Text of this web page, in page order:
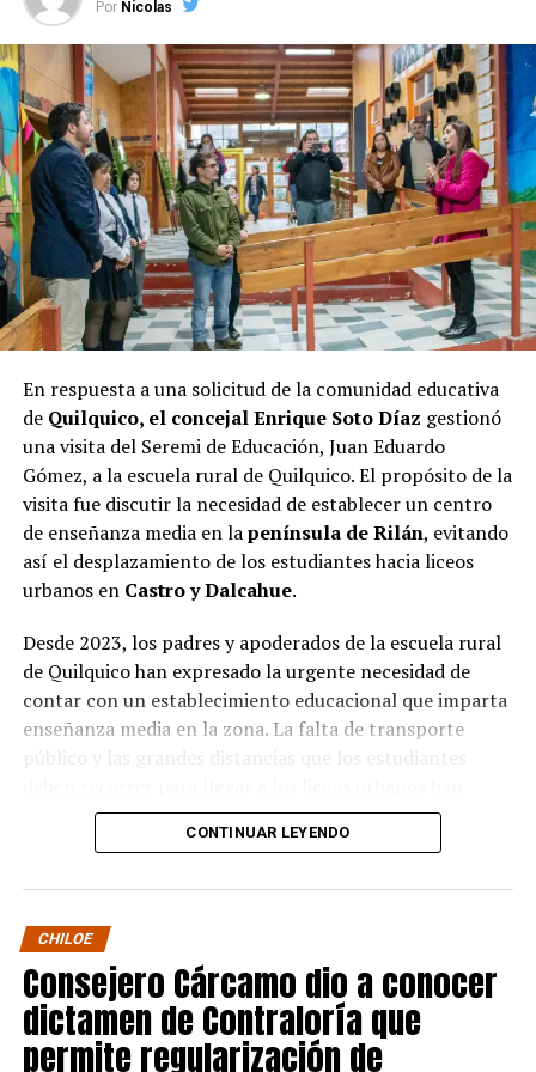
al frente del municipio parece haberle asegurado un
respaldo considerable entre los votantes, lo que se
refleja en la encuesta.
Las elecciones de octubre serán decisivas para Castro, y
los próximos días serán cruciales para todos los
candidatos en la recta final hacia las urnas.
Por Nicolas
En respuesta a una solicitud de la comunidad educativa
de Quilquico, el concejal Enrique Soto Díaz gestionó
una visita del Seremi de Educación, Juan Eduardo
Gómez, a la escuela rural de Quilquico. El propósito de la
visita fue discutir la necesidad de establecer un centro
de enseñanza media en lapenínsula de Rilán, evitando
así el desplazamiento de los estudiantes hacia liceos
urbanos en Castro y Dalcahue.
Desde 2023, los padres y apoderados de la escuela rural
de Quilquico han expresado la urgente necesidad de
contar con un establecimiento educacional que imparta
enseñanza media en la zona. La falta de transporte
público y las grandes distancias que los estudiantes
generado preocupaciones sobre el desapego familiar y el
aumento de la deserción escolar.
Durante la visita, el Seremi de Educación pudo conocer
de primera mano el proyecto educativo de la escuela, el
cual tiene una fuerte orientación cultural, ambiental e
indígena. Los padres y apoderados presentaron sus
argumentos sobre la necesidad de avanzar en la
creación de un centro de enseñanza media en la
CONTINUAR LEYENDO
CHILOE
Consejero Cárcamo dio a conocer
dictamen de Contraloría que
permite regularización de